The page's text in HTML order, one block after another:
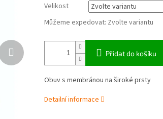
cena:
Velikost
Můžeme expedovat: Zvolte variantu
Přidat do košíku
Obuv s membránou na široké prsty
Detailní informace